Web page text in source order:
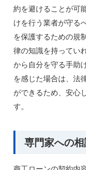
約を避けることが可
けを行う業者が守る
を保護するための規
律の知識を持ってい
から自分を守る手助
を感じた場合は、法
ができるため、安心
す。
専門家への